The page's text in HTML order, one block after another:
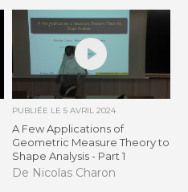
PUBLIÉE LE 5 AVRIL 2024
A Few Applications of
Geometric Measure Theory to
Shape Analysis - Part 1
De Nicolas Charon